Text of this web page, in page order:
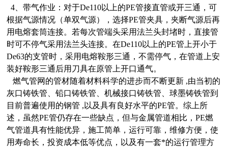
4、带气作业：对于De110以上的PE管接直管或开三通，可
根据气源情况（单双气源），选择PE管夹具，夹断气源后再
用电熔套筒连接。若每次管端头采用法兰头封堵时，直接管
时可不停气采用法兰头连接。在De110以上的PE管上开小于
De63的支管时，采用电熔鞍形三通，不需停气，在管道上安
装好鞍形三通后用刀具在原管上开口通气。
燃气管网的管材随着材料科学的进步而不断更新 ,由当初的
灰口铸铁管、铅口铸铁管、机械接口铸铁管、球墨铸铁管到
目前普遍使用的钢管 ,以及具有良好水平的PE管。综上所
述，虽然PE管仍存在一些缺点，但与金属管道相比，PE燃
气管道具有性能优异，施工简单，运行可靠，维修方便，使
用寿命长，投资成本低等优点，以及有一套*的运行管理方